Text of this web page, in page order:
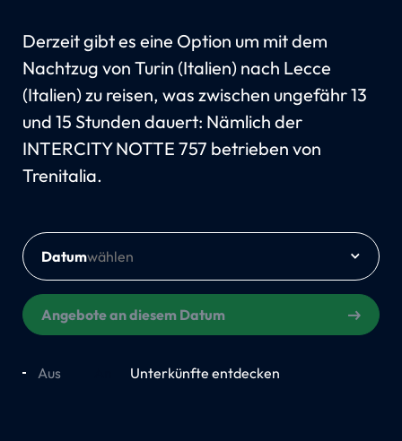
Derzeit gibt es eine Option um mit dem
Nachtzug von Turin (Italien) nach Lecce
(Italien) zu reisen, was zwischen ungefähr 13
und 15 Stunden dauert: Nämlich der
INTERCITY NOTTE 757 betrieben von
Trenitalia.
Datum
Angebote an diesem Datum
Aus Unterkünfte entdecken